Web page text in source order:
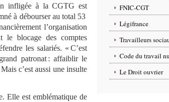
infligée à la CGTG est
à débourser au total 53
l’organisation
le blocage des comptes
les salariés. « C’est
patronat : affaiblir le
c’est aussi une insulte
Elle est emblématique de
FNIC-CGT
Légifrance
Travailleurs
Code du travail
Le Droit ouvrier